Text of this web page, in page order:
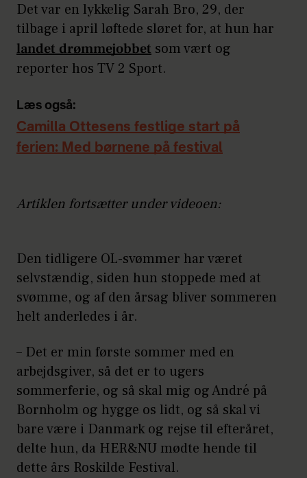
Det var en lykkelig Sarah Bro, 29, der
tilbage i april løftede sløret for, at hun har
landet drømmejobbet som vært og
reporter hos TV 2 Sport.
Læs også:
Camilla Ottesens festlige start på
ferien: Med børnene på festival
Artiklen fortsætter under videoen:
Den tidligere OL-svømmer har været
selvstændig, siden hun stoppede med at
svømme, og af den årsag bliver sommeren
helt anderledes i år.
– Det er min første sommer med en
arbejdsgiver, så det er to ugers
sommerferie, og så skal mig og André på
Bornholm og hygge os lidt, og så skal vi
bare være i Danmark og rejse til efteråret,
delte hun, da HER&NU mødte hende til
dette års Roskilde Festival.